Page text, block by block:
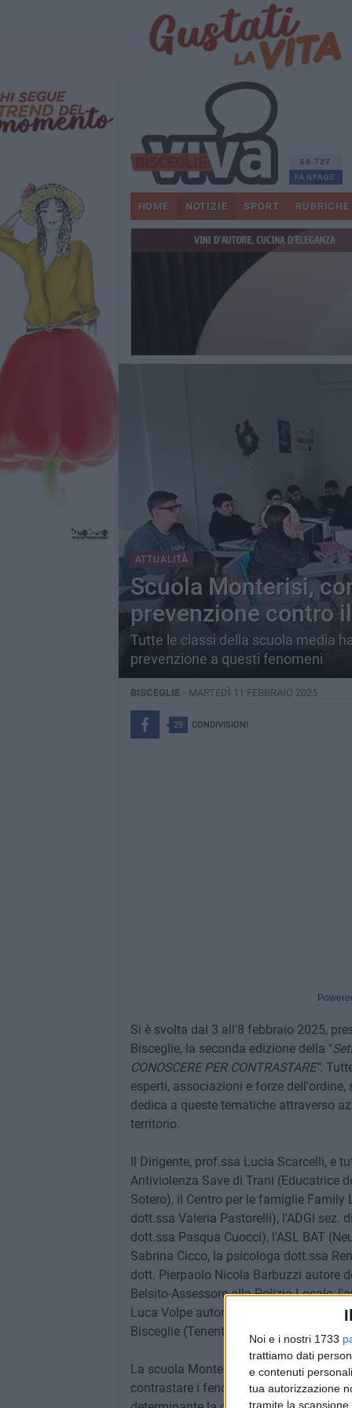
Noi e i nostri 1733
trattiamo dati
e contenuti
tua autorizzazione
tramite la
30.727
FANPAGE
HOME NOTIZIE SPORT RUBRICHE
ATTUALITÀ
Scuola Monterisi,
prevenzione contro
Tutte le classi della scuola media
prevenzione a questi fenomeni
BISCEGLIE - MARTEDÌ 11 FEBBRAIO 2025
29 CONDIVISIONI
Si è svolta dal 3 all'8 febbraio 2025,
Bisceglie, la seconda edizione della "
CONOSCERE PER CONTRASTARE".
esperti, associazioni e forze
dedica a queste tematiche attraverso
territorio.
Il Dirigente, prof.ssa Lucia Scarcelli, e
Antiviolenza Save di Trani (Educatrice
Sotero), il Centro per le famiglie
dott.ssa Valeria Pastorelli), l'ADGI sez.
dott.ssa Pasqua Cuocci), l'ASL BAT
Sabrina Cicco, la psicologa dott.ssa
dott. Pierpaolo Nicola Barbuzzi autore
Belsito-Assessore alla Polizia Locale,
Luca Volpe autore del libro "Online.
Bisceglie (Tenente Alessandro Rundo).
La scuola Monterisi da anni mette in
contrastare i fenomeni del bullismo e